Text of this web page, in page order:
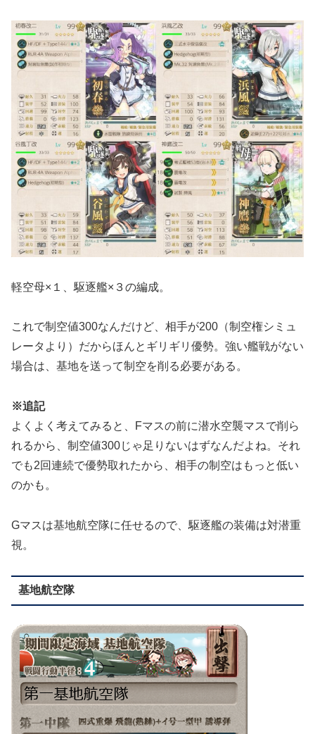
軽空母×１、駆逐艦×３の編成。
これで制空値300なんだけど、相手が200（制空権シミュ
レータより）だからほんとギリギリ優勢。強い艦戦がない
場合は、基地を送って制空を削る必要がある。
※追記
よくよく考えてみると、Fマスの前に潜水空襲マスで削ら
れるから、制空値300じゃ足りないはずなんだよね。それ
でも2回連続で優勢取れたから、相手の制空はもっと低い
のかも。
Gマスは基地航空隊に任せるので、駆逐艦の装備は対潜重
視。
基地航空隊